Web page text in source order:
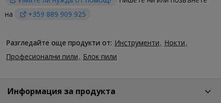
на
+359 889 909 925
Разгледайте още продукти от: Инструменти
Нокти
Професионални пили
Блок пили
Информация за продукта